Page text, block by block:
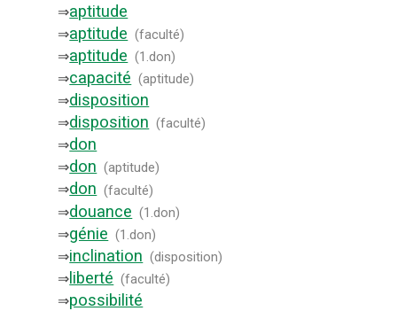
⇒aptitude
⇒aptitude (faculté)
⇒aptitude (1.don)
⇒capacité (aptitude)
⇒disposition
⇒disposition (faculté)
⇒don
⇒don (aptitude)
⇒don (faculté)
⇒douance (1.don)
⇒génie (1.don)
⇒inclination (disposition)
⇒ liberté (faculté)
⇒possibilité